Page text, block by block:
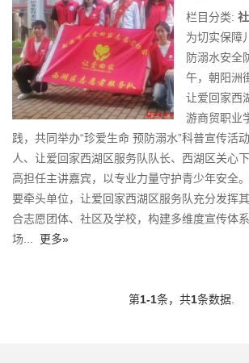
栏目分类:
为切实保障
防溺水安全
午，朝阳洲
让爱回家西
游商贸职业
践，共同举办“珍爱生命 预防溺水”科普宣传活
人、让爱回家西湖区服务队队长、西湖区关心
高担任主讲嘉宾，以专业力量守护青少年安全
要牵头单位，让爱回家西湖区服务队充分发挥
合志愿团体、社区及学校，构建多维度宣传体
场... 更多»
第1-1条，共1条数据.